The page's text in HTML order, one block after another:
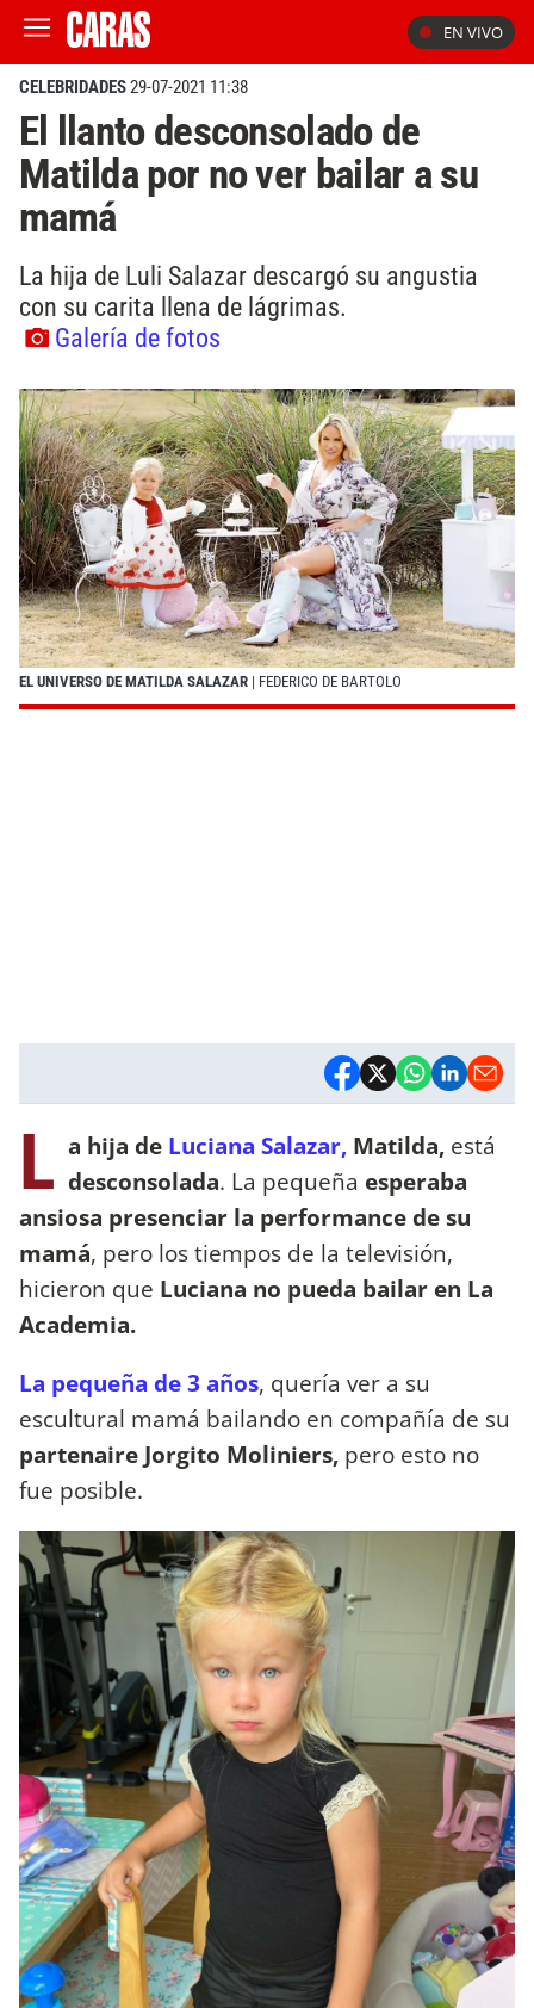
EN VIVO
CELEBRIDADES29-07-2021 11:38
El llanto desconsolado de
Matilda por no ver bailar a su
mamá
La hija de Luli Salazar descargó su angustia
con su carita llena de lágrimas.
Galería de fotos
EL UNIVERSO DE MATILDA SALAZAR | FEDERICO DE BARTOLO
L a hija de Luciana Salazar, Matilda, está
desconsolada. La pequeña esperaba
ansiosa presenciar la performance de su
mamá, pero los tiempos de la televisión,
hicieron que Luciana no pueda bailar en La
Academia.
La pequeña de 3 años, quería ver a su
escultural mamá bailando en compañía de su
partenaire Jorgito Moliniers, pero esto no
fue posible.